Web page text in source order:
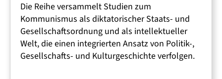
Die Reihe versammelt Studien zum
Kommunismus als diktatorischer Staats- und
Gesellschaftsordnung und als intellektueller
Welt, die einen integrierten Ansatz von Politik-,
Gesellschafts- und Kulturgeschichte verfolgen.